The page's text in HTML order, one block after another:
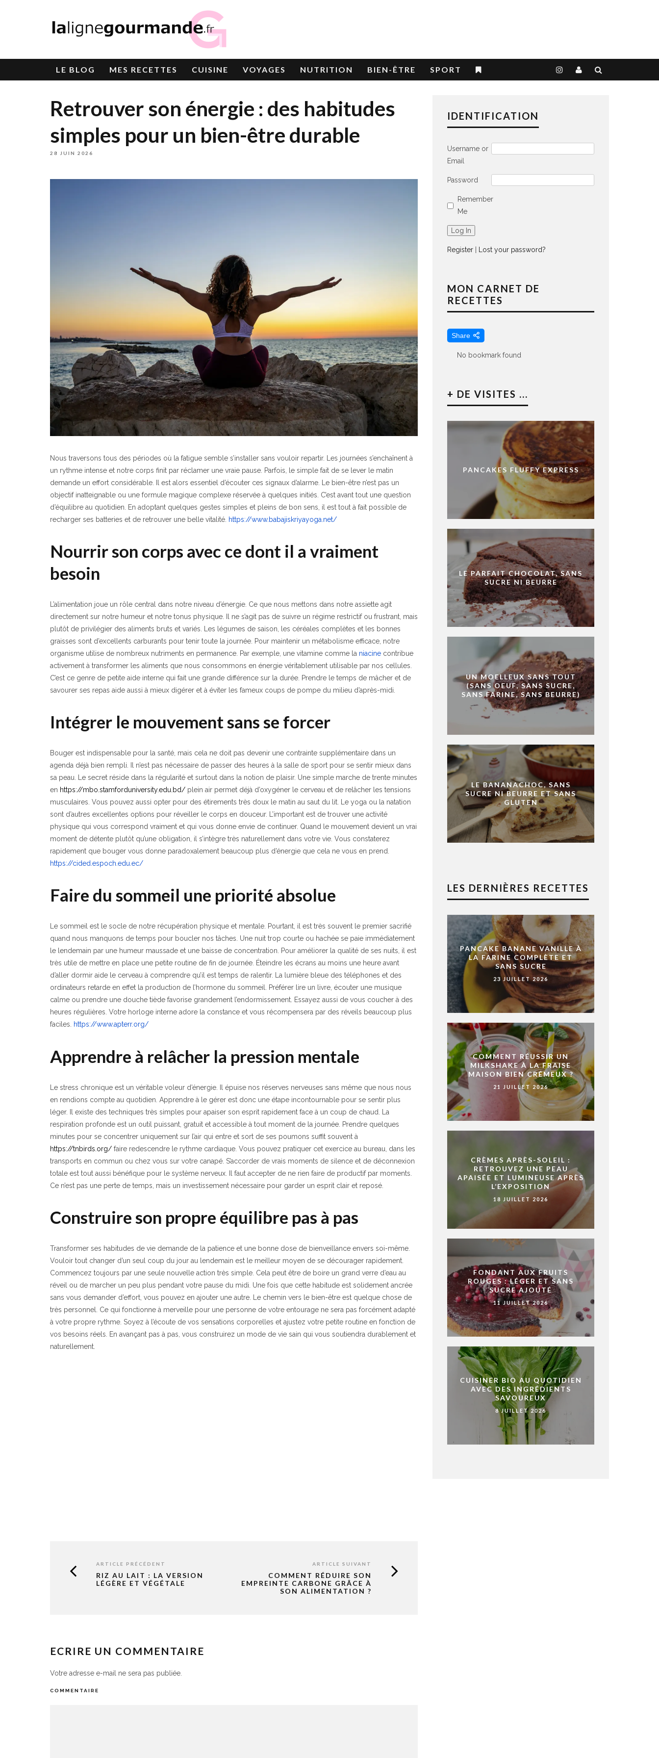
LE BLOG MES RECETTES CUISINE VOYAGES NUTRITION BIEN-ÊTRE SPORT
Retrouver son énergie : des habitudes
simples pour un bien-être durable
28 JUIN 2026
Nous traversons tous des périodes où la fatigue semble s’installer sans vouloir repartir. Les journées s’enchaînent à
un rythme intense et notre corps finit par réclamer une vraie pause. Parfois, le simple fait de se lever le matin
demande un effort considérable. Il est alors essentiel d’écouter ces signaux d’alarme. Le bien-être n’est pas un
objectif inatteignable ou une formule magique complexe réservée à quelques initiés. C’est avant tout une question
d’équilibre au quotidien. En adoptant quelques gestes simples et pleins de bon sens, il est tout à fait possible de
recharger ses batteries et de retrouver une belle vitalité. https://www.babajiskriyayoga.net/
Nourrir son corps avec ce dont il a vraiment
besoin
L’alimentation joue un rôle central dans notre niveau d’énergie. Ce que nous mettons dans notre assiette agit
directement sur notre humeur et notre tonus physique. Il ne s’agit pas de suivre un régime restrictif ou frustrant, mais
plutôt de privilégier des aliments bruts et variés. Les légumes de saison, les céréales complètes et les bonnes
graisses sont d’excellents carburants pour tenir toute la journée. Pour maintenir un métabolisme efficace, notre
organisme utilise de nombreux nutriments en permanence. Par exemple, une vitamine comme la niacine contribue
activement à transformer les aliments que nous consommons en énergie véritablement utilisable par nos cellules.
C’est ce genre de petite aide interne qui fait une grande différence sur la durée. Prendre le temps de mâcher et de
savourer ses repas aide aussi à mieux digérer et à éviter les fameux coups de pompe du milieu d’après-midi.
Intégrer le mouvement sans se forcer
Bouger est indispensable pour la santé, mais cela ne doit pas devenir une contrainte supplémentaire dans un
agenda déjà bien rempli. Il n’est pas nécessaire de passer des heures à la salle de sport pour se sentir mieux dans
sa peau. Le secret réside dans la régularité et surtout dans la notion de plaisir. Une simple marche de trente minutes
en https://mbo.stamforduniversity.edu.bd/ plein air permet déjà d’oxygéner le cerveau et de relâcher les tensions
musculaires. Vous pouvez aussi opter pour des étirements très doux le matin au saut du lit. Le yoga ou la natation
sont d’autres excellentes options pour réveiller le corps en douceur. L’important est de trouver une activité
physique qui vous correspond vraiment et qui vous donne envie de continuer. Quand le mouvement devient un vrai
moment de détente plutôt qu’une obligation, il s’intègre très naturellement dans votre vie. Vous constaterez
rapidement que bouger vous donne paradoxalement beaucoup plus d’énergie que cela ne vous en prend.
https://cided.espoch.edu.ec/
Faire du sommeil une priorité absolue
Le sommeil est le socle de notre récupération physique et mentale. Pourtant, il est très souvent le premier sacrifié
quand nous manquons de temps pour boucler nos tâches. Une nuit trop courte ou hachée se paie immédiatement
le lendemain par une humeur maussade et une baisse de concentration. Pour améliorer la qualité de ses nuits, il est
très utile de mettre en place une petite routine de fin de journée. Éteindre les écrans au moins une heure avant
d’aller dormir aide le cerveau à comprendre qu’il est temps de ralentir. La lumière bleue des téléphones et des
ordinateurs retarde en effet la production de l’hormone du sommeil. Préférer lire un livre, écouter une musique
calme ou prendre une douche tiède favorise grandement l’endormissement. Essayez aussi de vous coucher à des
heures régulières. Votre horloge interne adore la constance et vous récompensera par des réveils beaucoup plus
faciles. https://www.apterr.org/
Apprendre à relâcher la pression mentale
Le stress chronique est un véritable voleur d’énergie. Il épuise nos réserves nerveuses sans même que nous nous
en rendions compte au quotidien. Apprendre à le gérer est donc une étape incontournable pour se sentir plus
léger. Il existe des techniques très simples pour apaiser son esprit rapidement face à un coup de chaud. La
respiration profonde est un outil puissant, gratuit et accessible à tout moment de la journée. Prendre quelques
minutes pour se concentrer uniquement sur l’air qui entre et sort de ses poumons suffit souvent à
https://tnbirds.org/ faire redescendre le rythme cardiaque. Vous pouvez pratiquer cet exercice au bureau, dans les
transports en commun ou chez vous sur votre canapé. S’accorder de vrais moments de silence et de déconnexion
totale est tout aussi bénéfique pour le système nerveux. Il faut accepter de ne rien faire de productif par moments.
Ce n’est pas une perte de temps, mais un investissement nécessaire pour garder un esprit clair et reposé.
Construire son propre équilibre pas à pas
Transformer ses habitudes de vie demande de la patience et une bonne dose de bienveillance envers soi-même.
Vouloir tout changer d’un seul coup du jour au lendemain est le meilleur moyen de se décourager rapidement.
Commencez toujours par une seule nouvelle action très simple. Cela peut être de boire un grand verre d’eau au
réveil ou de marcher un peu plus pendant votre pause du midi. Une fois que cette habitude est solidement ancrée
sans vous demander d’effort, vous pouvez en ajouter une autre. Le chemin vers le bien-être est quelque chose de
très personnel. Ce qui fonctionne à merveille pour une personne de votre entourage ne sera pas forcément adapté
à votre propre rythme. Soyez à l’écoute de vos sensations corporelles et ajustez votre petite routine en fonction de
vos besoins réels. En avançant pas à pas, vous construirez un mode de vie sain qui vous soutiendra durablement et
naturellement.
ARTICLE PRÉCÉDENT
RIZ AU LAIT : LA VERSION
LÉGÈRE ET VÉGÉTALE
ARTICLE SUIVANT
COMMENT RÉDUIRE SON
EMPREINTE CARBONE GRÂCE À
SON ALIMENTATION ?
ECRIRE UN COMMENTAIRE
Votre adresse e-mail ne sera pas publiée.
COMMENTAIRE
IDENTIFICATION
Username or
Email
Password
Remember
Me
Register Lost your password?
MON CARNET DE
RECETTES
Share
No bookmark found
+ DE VISITES ...
PANCAKES FLUFFY EXPRESS
LE PARFAIT CHOCOLAT, SANS
SUCRE NI BEURRE
UN MOELLEUX SANS TOUT
(SANS OEUF, SANS SUCRE,
SANS FARINE, SANS BEURRE)
LE BANANACHOC, SANS
SUCRE NI BEURRE ET SANS
GLUTEN
LES DERNIÈRES RECETTES
PANCAKE BANANE VANILLE À
LA FARINE COMPLÈTE ET
SANS SUCRE
23 JUILLET 2026
COMMENT RÉUSSIR UN
MILKSHAKE À LA FRAISE
MAISON BIEN CRÉMEUX ?
21 JUILLET 2026
CRÈMES APRÈS-SOLEIL :
RETROUVEZ UNE PEAU
APAISÉE ET LUMINEUSE APRÈS
L’EXPOSITION
18 JUILLET 2026
FONDANT AUX FRUITS
ROUGES : LÉGER ET SANS
SUCRE AJOUTÉ
11 JUILLET 2026
CUISINER BIO AU QUOTIDIEN
AVEC DES INGRÉDIENTS
SAVOUREUX
8 JUILLET 2026